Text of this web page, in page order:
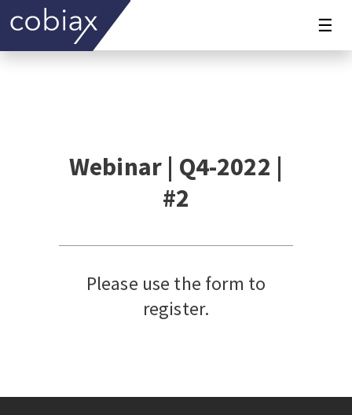
☰
Webinar | Q4-2022 |
#2
Please use the form to
register.